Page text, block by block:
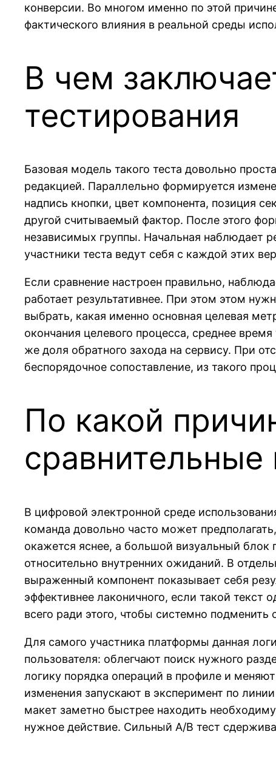
конверсии. Во многом именно по этой
фактического влияния в реальной среды
В чем
тестирования
Базовая модель такого теста довольно
редакцией. Параллельно формируется
надпись кнопки, цвет компонента, позиция
другой считываемый фактор. После этого
независимых группы. Начальная наблюдает
участники теста ведут себя с каждой этих
Если сравнение настроен правильно,
работает результативнее. При этом этом
выбрать, какая именно основная целевая
окончания целевого процесса, среднее
же доля обратного захода на сервису. При
беспорядочное сопоставление, из такого
По какой
сравнительные
В цифровой электронной среде
команда довольно часто может
окажется яснее, а большой визуальный блок
относительно внутренних ожиданий. В
выраженный компонент показывает себя
эффективнее лаконичного, если такой текст
всего ради этого, чтобы системно
Для самого участника платформы данная
пользователя: облегчают поиск нужного
логику порядка операций в профиле и
изменения запускают в эксперимент по
макет заметно быстрее находить
нужное действие. Сильный A/B тест